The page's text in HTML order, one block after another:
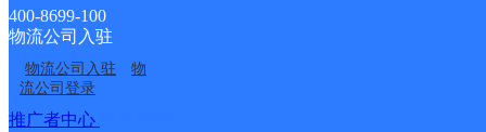
400-8699-100
物流公司入驻
物流公司入驻
物
流公司登录
推广者中心
部
安徽芜湖公司波尔卡社
区便民服务站分部
VIP项目芜湖仓
总部行政内件管理公司
接口API